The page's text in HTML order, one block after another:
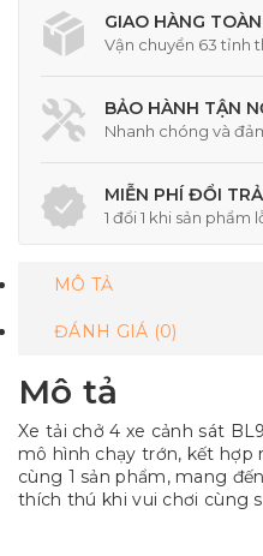
GIAO HÀNG
Vận chuyển 63 tỉnh
BẢO HÀNH TẬN
Nhanh chóng và
MIỄN PHÍ ĐỔI TRẢ
1 đổi 1 khi sản phẩm
MÔ TẢ
ĐÁNH GIÁ (0)
Mô tả
Xe tải chở 4 xe cảnh sát
mô hình chạy trớn, kết hợp
cùng 1 sản phẩm, mang
thích thú khi vui chơi cùng